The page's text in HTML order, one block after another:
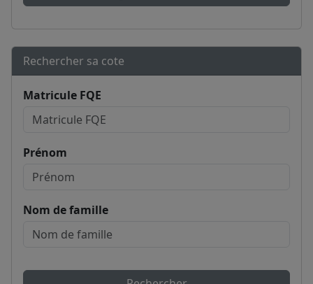
Rechercher sa cote
Matricule FQE
Prénom
Nom de famille